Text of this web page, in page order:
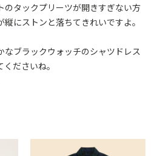
のタックプリーツが開きすぎない方
にストンと落ちてきれいですよ。
なブラックウォッチのシャツドレス
ださいね。